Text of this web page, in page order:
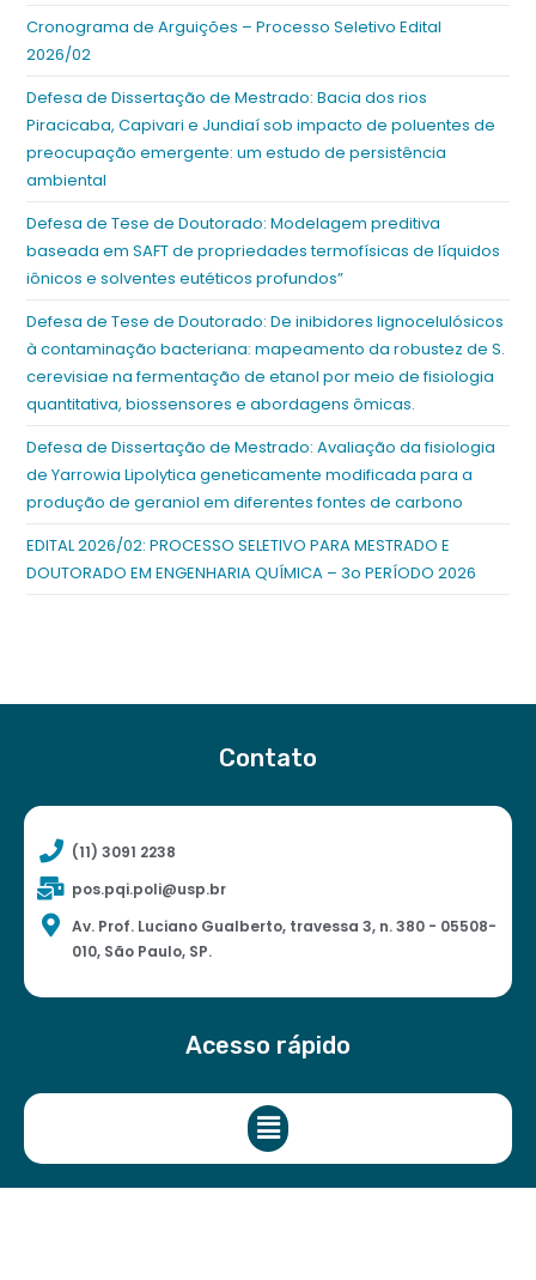
Cronograma de Arguições – Processo Seletivo Edital
2026/02
Defesa de Dissertação de Mestrado: Bacia dos rios
Piracicaba, Capivari e Jundiaí sob impacto de poluentes de
preocupação emergente: um estudo de persistência
ambiental
Defesa de Tese de Doutorado: Modelagem preditiva
baseada em SAFT de propriedades termofísicas de líquidos
iônicos e solventes eutéticos profundos”
Defesa de Tese de Doutorado: De inibidores lignocelulósicos
à contaminação bacteriana: mapeamento da robustez de S.
cerevisiae na fermentação de etanol por meio de fisiologia
quantitativa, biossensores e abordagens ômicas.
Defesa de Dissertação de Mestrado: Avaliação da fisiologia
de Yarrowia Lipolytica geneticamente modificada para a
produção de geraniol em diferentes fontes de carbono
EDITAL 2026/02: PROCESSO SELETIVO PARA MESTRADO E
DOUTORADO EM ENGENHARIA QUÍMICA – 3o PERÍODO 2026
Contato
(11) 3091 2238
pos.pqi.poli@usp.br
Av. Prof. Luciano Gualberto, travessa 3, n. 380 - 05508-
010, São Paulo, SP.
Acesso rápido